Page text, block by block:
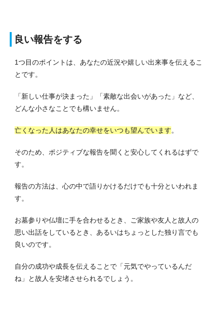
良い報告をする
1つ目のポイントは、あなたの近況や嬉しい出来事を伝えるこ
とです。
「新しい仕事が決まった」「素敵な出会いがあった」など、
どんな小さなことでも構いません。
亡くなった人はあなたの幸せをいつも望んでいます。
そのため、ポジティブな報告を聞くと安心してくれるはずで
す。
報告の方法は、心の中で語りかけるだけでも十分といわれま
す。
お墓参りや仏壇に手を合わせるとき、ご家族や友人と故人の
思い出話をしているとき、あるいはちょっとした独り言でも
良いのです。
自分の成功や成長を伝えることで「元気でやっているんだ
ね」と故人を安堵させられるでしょう。